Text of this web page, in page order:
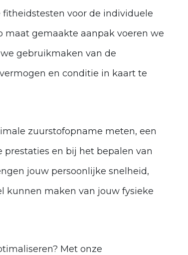
voor de individuele
maat gemaakte aanpak voeren we
gebruikmaken van de
en conditie in kaart te
zuurstofopname meten, een
en bij het bepalen van
jouw persoonlijke snelheid,
kunnen maken van jouw fysieke
Met onze